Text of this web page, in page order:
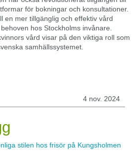
för bokningar och konsultationer.
en mer tillgänglig och effektiv vård
hos Stockholms invånare.
vård visar på den viktiga roll som
samhällssystemet.
4 nov. 2024
stilen hos frisör på Kungsholmen